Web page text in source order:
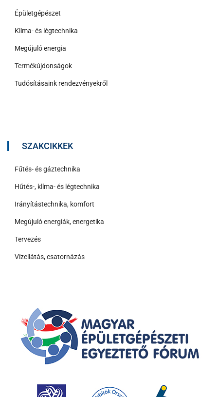
Épületgépészet
Klíma- és légtechnika
Megújuló energia
Termékújdonságok
Tudósításaink rendezvényekről
SZAKCIKKEK
Fűtés- és gáztechnika
Hűtés-, klíma- és légtechnika
Irányítástechnika, komfort
Megújuló energiák, energetika
Tervezés
Vízellátás, csatornázás